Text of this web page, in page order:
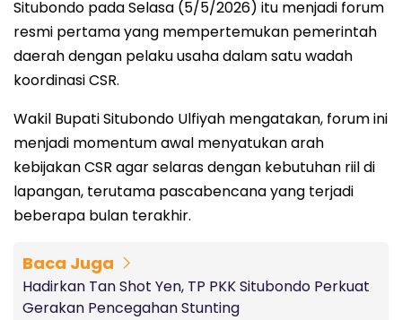
Situbondo pada Selasa (5/5/2026) itu menjadi forum
resmi pertama yang mempertemukan pemerintah
daerah dengan pelaku usaha dalam satu wadah
koordinasi CSR.
Wakil Bupati Situbondo Ulfiyah mengatakan, forum ini
menjadi momentum awal menyatukan arah
kebijakan CSR agar selaras dengan kebutuhan riil di
lapangan, terutama pascabencana yang terjadi
beberapa bulan terakhir.
Baca Juga
Hadirkan Tan Shot Yen, TP PKK Situbondo Perkuat
Gerakan Pencegahan Stunting